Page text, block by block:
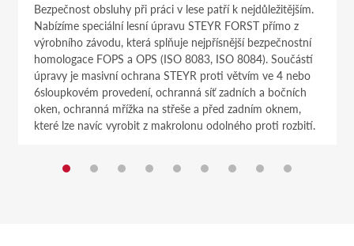
Bezpečnost obsluhy při práci v lese patří k nejdůležitějším.
Nabízíme speciální lesní úpravu STEYR FORST přímo z
výrobního závodu, která splňuje nejpřísnější bezpečnostní
homologace FOPS a OPS (ISO 8083, ISO 8084). Součástí
úpravy je masivní ochrana STEYR proti větvím ve 4 nebo
6sloupkovém provedení, ochranná síť zadních a bočních
oken, ochranná mřížka na střeše a před zadním oknem,
které lze navíc vyrobit z makrolonu odolného proti rozbití.